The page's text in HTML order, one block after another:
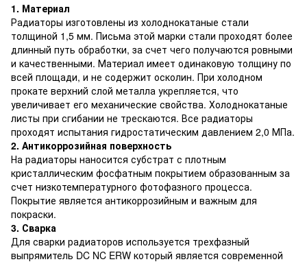
1. Материал
Радиаторы изготовлены из холоднокатаные стали
толщиной 1,5 мм. Письма этой марки стали проходят более
длинный путь обработки, за счет чего получаются ровными
и качественными. Материал имеет одинаковую толщину по
всей площади, и не содержит осколин. При холодном
прокате верхний слой металла укрепляется, что
увеличивает его механические свойства. Холоднокатаные
листы при сгибании не трескаются. Все радиаторы
проходят испытания гидростатическим давлением 2,0 МПа.
2. Антикоррозийная поверхность
На радиаторы наносится субстрат с плотным
кристаллическим фосфатным покрытием образованным за
счет низкотемпературного фотофазного процесса.
Покрытие является антикоррозийным и важным для
покраски.
3. Сварка
Для сварки радиаторов используется трехфазный
выпрямитель DC NC ERW который является современной